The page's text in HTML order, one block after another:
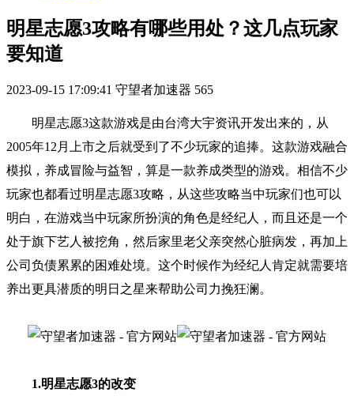
明星志愿3攻略有哪些用处？这几点玩家
要知道
2023-09-15 17:09:41 守望者加速器 565
明星志愿3这款游戏是由台湾大宇资讯开发出来的，从
2005年12月上市之后就受到了不少玩家的追捧。这款游戏融合
模拟，养成冒险与益智，算是一款养成类型的游戏。相信不少
玩家也都看过明星志愿3攻略，从这些攻略当中玩家们也可以
明白，在游戏当中玩家所扮演的角色是经纪人，而且还是一个
处于旗下艺人被挖角，然后家里老父亲突然心脏病发，再加上
公司负债累累的困难处境。这个时候作为经纪人肯定就需要培
养出更具潜质的明日之星来帮助公司力挽狂澜。
1.明星志愿3的改变